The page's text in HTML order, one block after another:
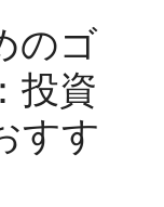
のゴ
投資
すす